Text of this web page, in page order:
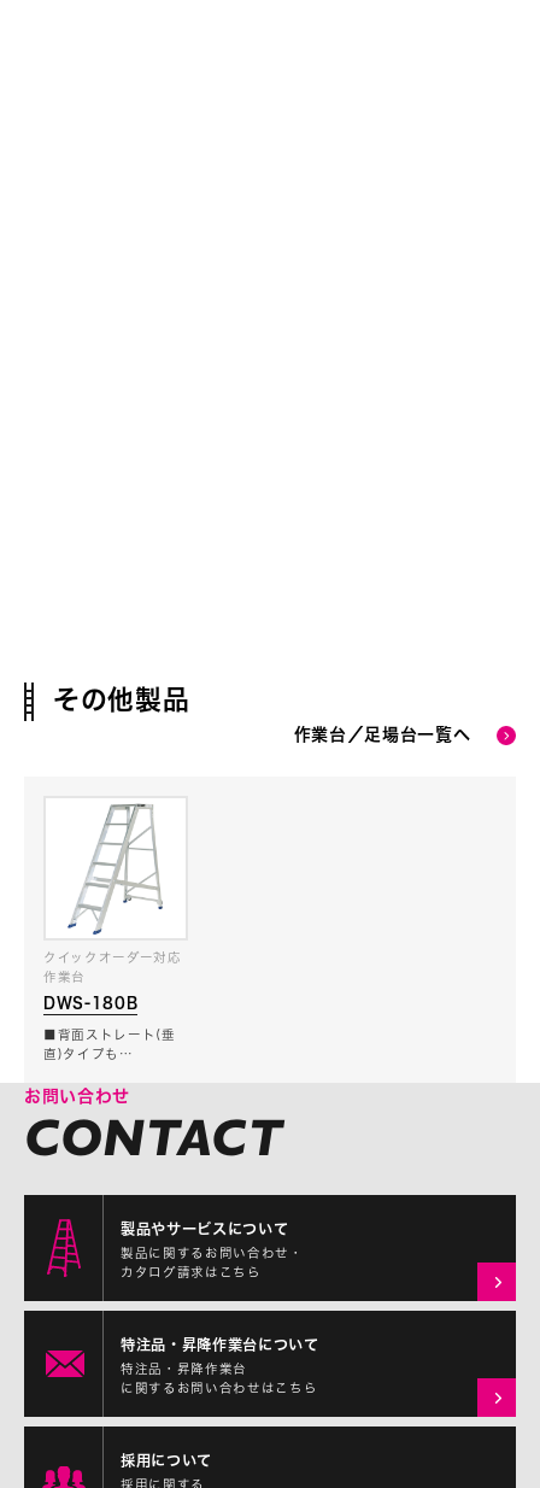
その他製品
作業台／足場台一覧へ
DWS-180B
クイックオーダー対応
作業台
■背面ストレート(垂
直)タイプも…
お問い合わせ
製品やサービスについて
製品に関するお問い合わせ・
カタログ請求はこちら
特注品・昇降作業台について
特注品・昇降作業台
に関するお問い合わせはこちら
採用について
採用に関する